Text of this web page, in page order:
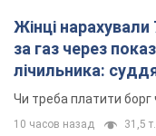
Жінці нарахували
за газ через
лічильника:
неочікуване
Чи треба платити
10 часов назад 31,5 т.